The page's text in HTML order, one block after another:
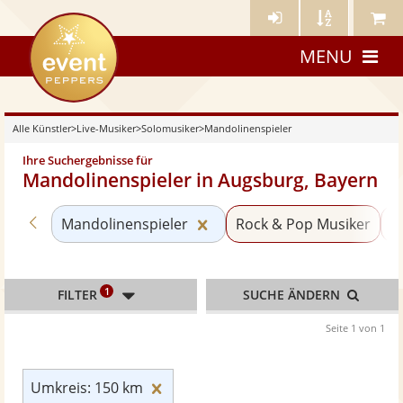
Künstler- Künstler Meine
eventpeppers
MENU
Alle Künstler>Live-Musiker>Solomusiker>Mandolinenspieler
Ihre Suchergebnisse für
Mandolinenspieler in Augsburg, Bayern
Zurück zu «Solomusiker»
Mandolinenspieler Kategorie
Rock & Pop Musiker
Umkreis: 150 km
FILTER 1 SUCHE ÄNDERN
Seite 1 von 1